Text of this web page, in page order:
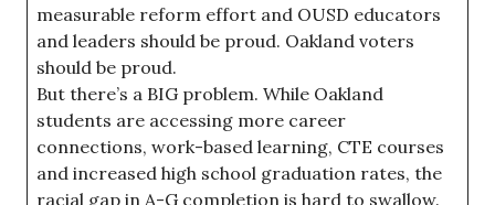
measurable reform effort and OUSD educators
and leaders should be proud. Oakland voters
should be proud.
But there’s a BIG problem. While Oakland
students are accessing more career
connections, work-based learning, CTE courses
and increased high school graduation rates, the
racial gap in A-G completion is hard to swallow.